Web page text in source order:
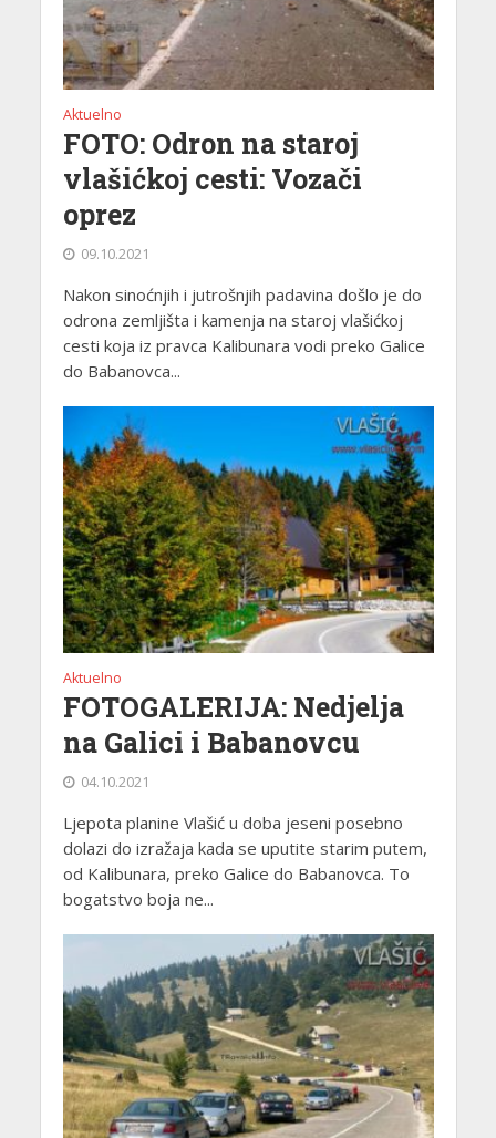
Aktuelno
FOTO: Odron na staroj
vlašićkoj cesti: Vozači
oprez
09.10.2021
Nakon sinoćnjih i jutrošnjih padavina došlo je do
odrona zemljišta i kamenja na staroj vlašićkoj
cesti koja iz pravca Kalibunara vodi preko Galice
do Babanovca...
Aktuelno
FOTOGALERIJA: Nedjelja
na Galici i Babanovcu
04.10.2021
Ljepota planine Vlašić u doba jeseni posebno
dolazi do izražaja kada se uputite starim putem,
od Kalibunara, preko Galice do Babanovca. To
bogatstvo boja ne...